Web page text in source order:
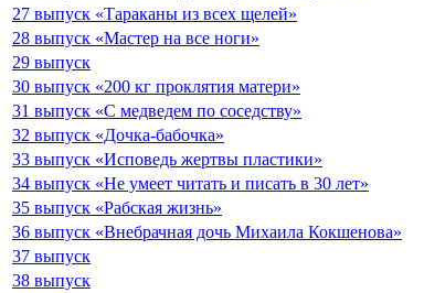
27 выпуск «Тараканы из всех щелей»
28 выпуск «Мастер на все ноги»
29 выпуск
30 выпуск «200 кг проклятия матери»
31 выпуск «С медведем по соседству»
32 выпуск «Дочка-бабочка»
33 выпуск «Исповедь жертвы пластики»
34 выпуск «Не умеет читать и писать в 30 лет»
35 выпуск «Рабская жизнь»
36 выпуск «Внебрачная дочь Михаила Кокшенова»
37 выпуск
38 выпуск